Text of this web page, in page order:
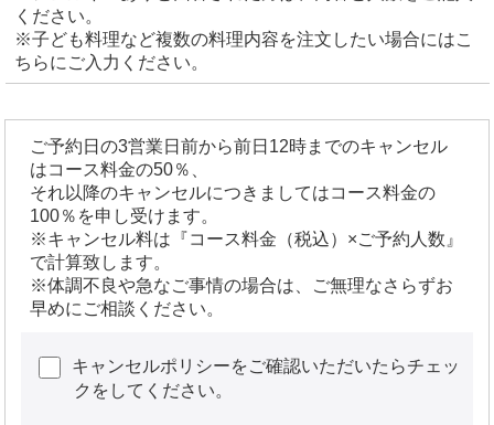
ください。
※子ども料理など複数の料理内容を注文したい場合にはこ
ちらにご入力ください。
ご予約日の3営業日前から前日12時までのキャンセル
はコース料金の50％、
それ以降のキャンセルにつきましてはコース料金の
100％を申し受けます。
※キャンセル料は『コース料金（税込）×ご予約人数』
で計算致します。
※体調不良や急なご事情の場合は、ご無理なさらずお
早めにご相談ください。
キャンセルポリシーをご確認いただいたらチェッ
クをしてください。